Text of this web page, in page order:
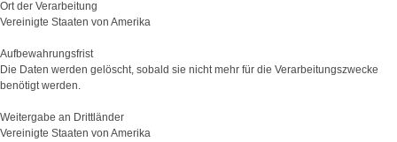
Ort der Verarbeitung
Vereinigte Staaten von Amerika
Aufbewahrungsfrist
Die Daten werden gelöscht, sobald sie nicht mehr für die Verarbeitungszwecke
benötigt werden.
Weitergabe an Drittländer
Vereinigte Staaten von Amerika